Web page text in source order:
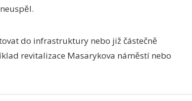
do infrastruktury nebo již částečně
revitalizace Masarykova náměstí nebo